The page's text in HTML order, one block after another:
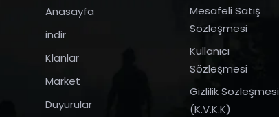
Anasayfa
indir
Klanlar
Market
Duyurular
Mesafeli Satış
Sözleşmesi
Kullanıcı
Sözleşmesi
Gizlilik Sözleşmesi
(K.V.K.K)